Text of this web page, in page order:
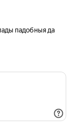
падобныя да